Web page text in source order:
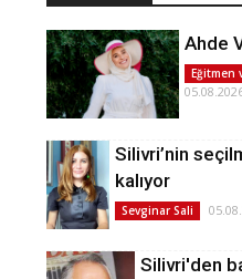
Ahde
Eğitmen
Silivri’nin
kalıyor
Sevginar Sali
Silivri'den